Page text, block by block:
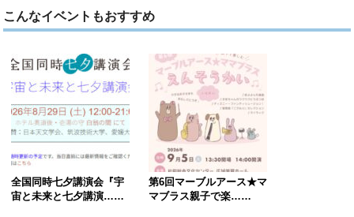
こんなイベントもおすすめ
全国同時七夕講演会『宇
宙と未来と七夕講演……
第6回マーブルアース★マ
マブラス親子で楽……